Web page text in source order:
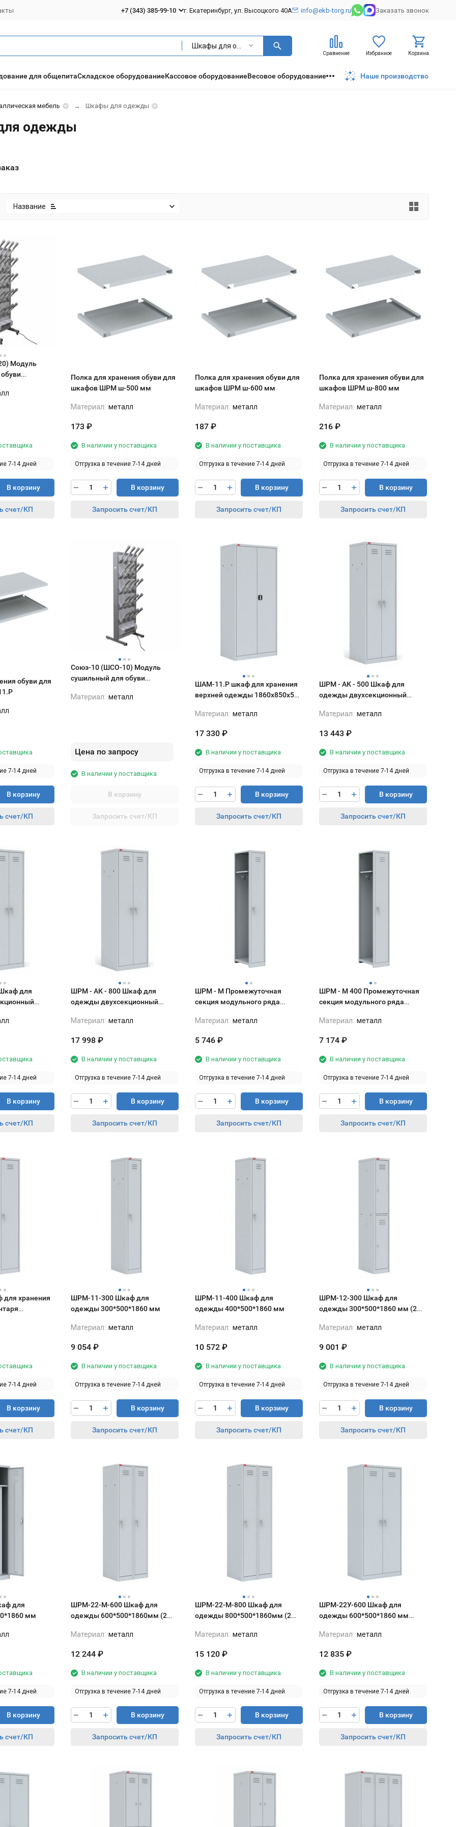
+7 (343) 385-99-10 г. Екатеринбург, ул. Высоцкого 40А info@ekb-torg.ru Заказать звонок
Сравнение Избранное Корзина
для общепитаСкладское оборудованиеКассовое оборудованиеВесовое оборудование Наше производство
мебель Шкафы для одежды
одежды
Название
Модуль
7-14 дней
В корзину
счет/КП
Полка для хранения обуви для
шкафов ШРМ ш-500 мм
Материал: металл
173 ₽
В наличии у поставщика
Отгрузка в течение 7-14 дней
В корзину
Запросить счет/КП
Полка для хранения обуви для
шкафов ШРМ ш-600 мм
Материал: металл
187 ₽
В наличии у поставщика
Отгрузка в течение 7-14 дней
В корзину
Запросить счет/КП
Полка для хранения обуви для
шкафов ШРМ ш-800 мм
Материал: металл
216 ₽
В наличии у поставщика
Отгрузка в течение 7-14 дней
В корзину
Запросить счет/КП
обуви для
7-14 дней
В корзину
счет/КП
Союз-10 (ШСО-10) Модуль
сушильный для обуви
Материал: металл
Цена по запросу
В наличии у поставщика
В корзину
Запросить счет/КП
ШАМ-11.Р шкаф для хранения
верхней одежды 1860х850х500
Материал: металл
17 330 ₽
В наличии у поставщика
Отгрузка в течение 7-14 дней
В корзину
Запросить счет/КП
ШРМ - АК - 500 Шкаф для
одежды двухсекционный
Материал: металл
13 443 ₽
В наличии у поставщика
Отгрузка в течение 7-14 дней
В корзину
Запросить счет/КП
для
7-14 дней
В корзину
счет/КП
ШРМ - АК - 800 Шкаф для
одежды двухсекционный
Материал: металл
17 998 ₽
В наличии у поставщика
Отгрузка в течение 7-14 дней
В корзину
Запросить счет/КП
ШРМ - М Промежуточная
секция модульного ряда
Материал: металл
5 746 ₽
В наличии у поставщика
Отгрузка в течение 7-14 дней
В корзину
Запросить счет/КП
ШРМ - М 400 Промежуточная
секция модульного ряда
Материал: металл
7 174 ₽
В наличии у поставщика
Отгрузка в течение 7-14 дней
В корзину
Запросить счет/КП
хранения
7-14 дней
В корзину
счет/КП
ШРМ-11-300 Шкаф для
одежды 300*500*1860 мм
Материал: металл
9 054 ₽
В наличии у поставщика
Отгрузка в течение 7-14 дней
В корзину
Запросить счет/КП
ШРМ-11-400 Шкаф для
одежды 400*500*1860 мм
Материал: металл
10 572 ₽
В наличии у поставщика
Отгрузка в течение 7-14 дней
В корзину
Запросить счет/КП
ШРМ-12-300 Шкаф для
одежды 300*500*1860 мм (2
Материал: металл
9 001 ₽
В наличии у поставщика
Отгрузка в течение 7-14 дней
В корзину
Запросить счет/КП
для
мм
7-14 дней
В корзину
счет/КП
ШРМ-22-М-600 Шкаф для
одежды 600*500*1860мм (2
Материал: металл
12 244 ₽
В наличии у поставщика
Отгрузка в течение 7-14 дней
В корзину
Запросить счет/КП
ШРМ-22-М-800 Шкаф для
одежды 800*500*1860мм (2
Материал: металл
15 120 ₽
В наличии у поставщика
Отгрузка в течение 7-14 дней
В корзину
Запросить счет/КП
ШРМ-22У-600 Шкаф для
одежды 600*500*1860 мм
Материал: металл
12 835 ₽
В наличии у поставщика
Отгрузка в течение 7-14 дней
В корзину
Запросить счет/КП